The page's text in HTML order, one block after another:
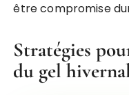
être compromise
Stratégies
du gel